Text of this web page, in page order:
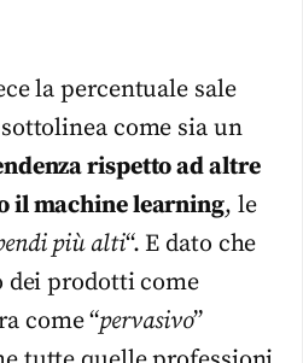
la percentuale sale
come sia un
rispetto ad altre
il machine learning, le
più alti“. E dato che
dei prodotti come
come “pervasivo”